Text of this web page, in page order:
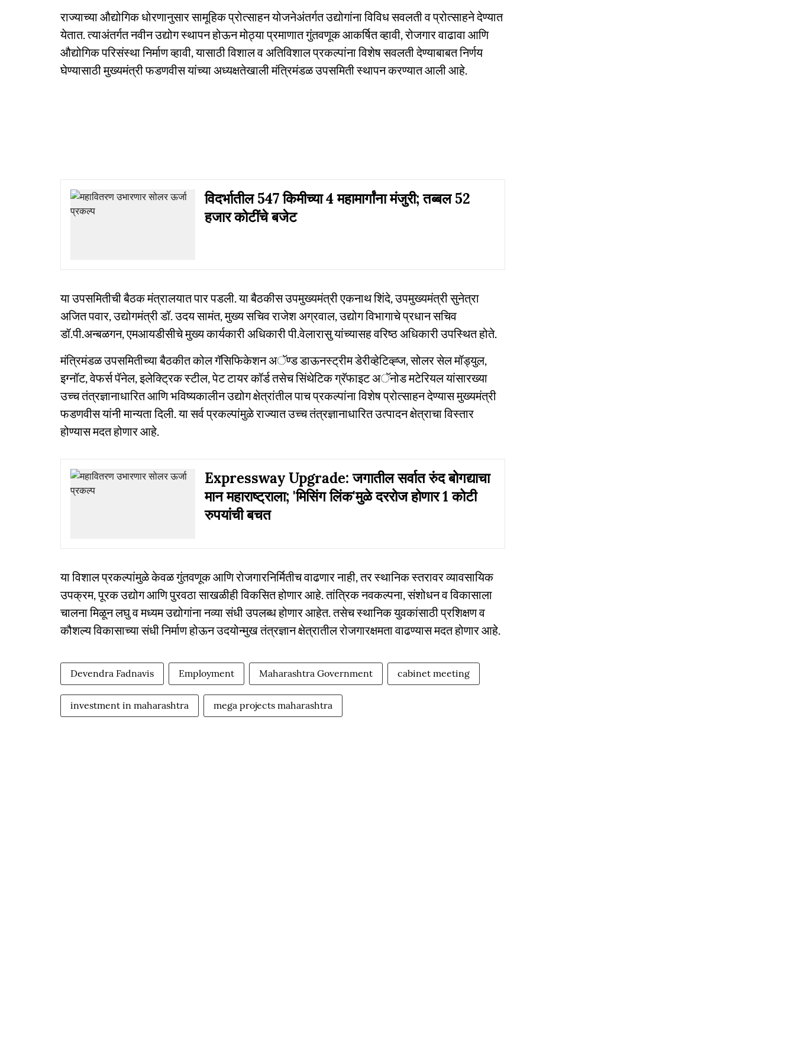
राज्याच्या औद्योगिक धोरणानुसार सामूहिक प्रोत्साहन योजनेअंतर्गत उद्योगांना विविध सवलती व प्रोत्साहने देण्यात
येतात. त्याअंतर्गत नवीन उद्योग स्थापन होऊन मोठ्या प्रमाणात गुंतवणूक आकर्षित व्हावी, रोजगार वाढावा आणि
औद्योगिक परिसंस्था निर्माण व्हावी, यासाठी विशाल व अतिविशाल प्रकल्पांना विशेष सवलती देण्याबाबत निर्णय
घेण्यासाठी मुख्यमंत्री फडणवीस यांच्या अध्यक्षतेखाली मंत्रिमंडळ उपसमिती स्थापन करण्यात आली आहे.
विदर्भातील 547 किमीच्या 4 महामार्गांना मंजुरी; तब्बल 52
हजार कोटींचे बजेट
या उपसमितीची बैठक मंत्रालयात पार पडली. या बैठकीस उपमुख्यमंत्री एकनाथ शिंदे, उपमुख्यमंत्री सुनेत्रा
अजित पवार, उद्योगमंत्री डॉ. उदय सामंत, मुख्य सचिव राजेश अग्रवाल, उद्योग विभागाचे प्रधान सचिव
डॉ.पी.अन्बळगन, एमआयडीसीचे मुख्य कार्यकारी अधिकारी पी.वेलारासु यांच्यासह वरिष्ठ अधिकारी उपस्थित होते.
मंत्रिमंडळ उपसमितीच्या बैठकीत कोल गॅसिफिकेशन अॅण्ड डाऊनस्ट्रीम डेरीव्हेटिव्ह्ज, सोलर सेल मॉड्युल,
इग्नॉट, वेफर्स पॅनेल, इलेक्ट्रिक स्टील, पेट टायर कॉर्ड तसेच सिंथेटिक ग्रॅफाइट अॅनोड मटेरियल यांसारख्या
उच्च तंत्रज्ञानाधारित आणि भविष्यकालीन उद्योग क्षेत्रांतील पाच प्रकल्पांना विशेष प्रोत्साहन देण्यास मुख्यमंत्री
फडणवीस यांनी मान्यता दिली. या सर्व प्रकल्पांमुळे राज्यात उच्च तंत्रज्ञानाधारित उत्पादन क्षेत्राचा विस्तार
होण्यास मदत होणार आहे.
Expressway Upgrade: जगातील सर्वात रुंद बोगद्याचा
मान महाराष्ट्राला; 'मिसिंग लिंक'मुळे दररोज होणार 1 कोटी
रुपयांची बचत
या विशाल प्रकल्पांमुळे केवळ गुंतवणूक आणि रोजगारनिर्मितीच वाढणार नाही, तर स्थानिक स्तरावर व्यावसायिक
उपक्रम, पूरक उद्योग आणि पुरवठा साखळीही विकसित होणार आहे. तांत्रिक नवकल्पना, संशोधन व विकासाला
चालना मिळून लघु व मध्यम उद्योगांना नव्या संधी उपलब्ध होणार आहेत. तसेच स्थानिक युवकांसाठी प्रशिक्षण व
कौशल्य विकासाच्या संधी निर्माण होऊन उदयोन्मुख तंत्रज्ञान क्षेत्रातील रोजगारक्षमता वाढण्यास मदत होणार आहे.
Devendra Fadnavis Employment Maharashtra Government cabinet meeting
investment in maharashtra mega projects maharashtra